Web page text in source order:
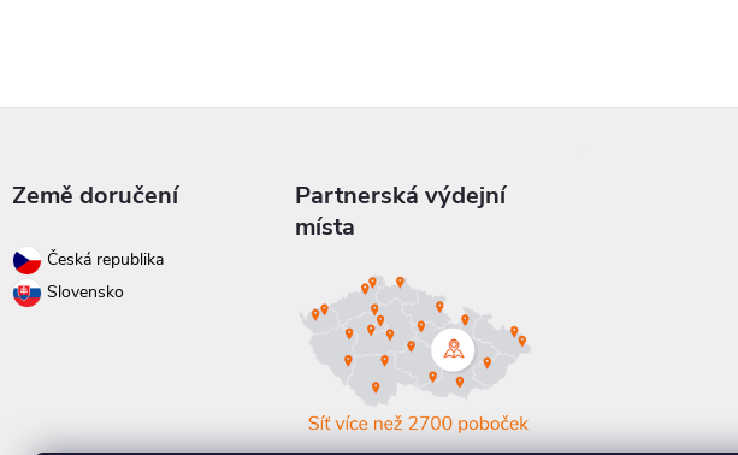
Země doručení
Česká republika
Slovensko
Partnerská výdejní
místa